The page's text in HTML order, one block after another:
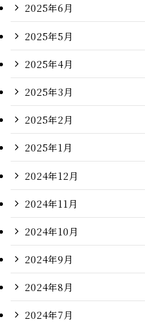
2025年6月
2025年5月
2025年4月
2025年3月
2025年2月
2025年1月
2024年12月
2024年11月
2024年10月
2024年9月
2024年8月
2024年7月